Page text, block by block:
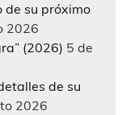
de su próximo
2026
(2026) 5 de
de su
2026